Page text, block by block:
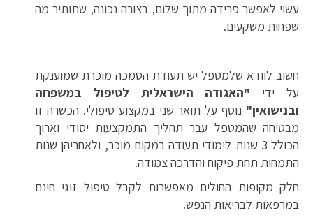
עשוי לאפשר פרידה מתוך שלום, בצורה נכונה, שתותיר מה
שפחות משקעים.
חשוב לוודא שלמטפל יש תעודת הסמכה מוכרת שמוענקת
על ידי "האגודה הישראלית לטיפול במשפחה
ובנישואין" נוסף על תואר שני במקצוע טיפולי. הכשרה זו
מבטיחה שהמטפל עבר תהליך התמקצעות יסודי וארוך
הכולל 3 שנות לימודי תעודה במקום מוכר, ולאחריהן שנות
התמחות תחת פיקוח והדרכה צמודה.
חלק מקופות החולים מאפשרות לקבל טיפול זוגי חינם
במרפאות לבריאות הנפש.